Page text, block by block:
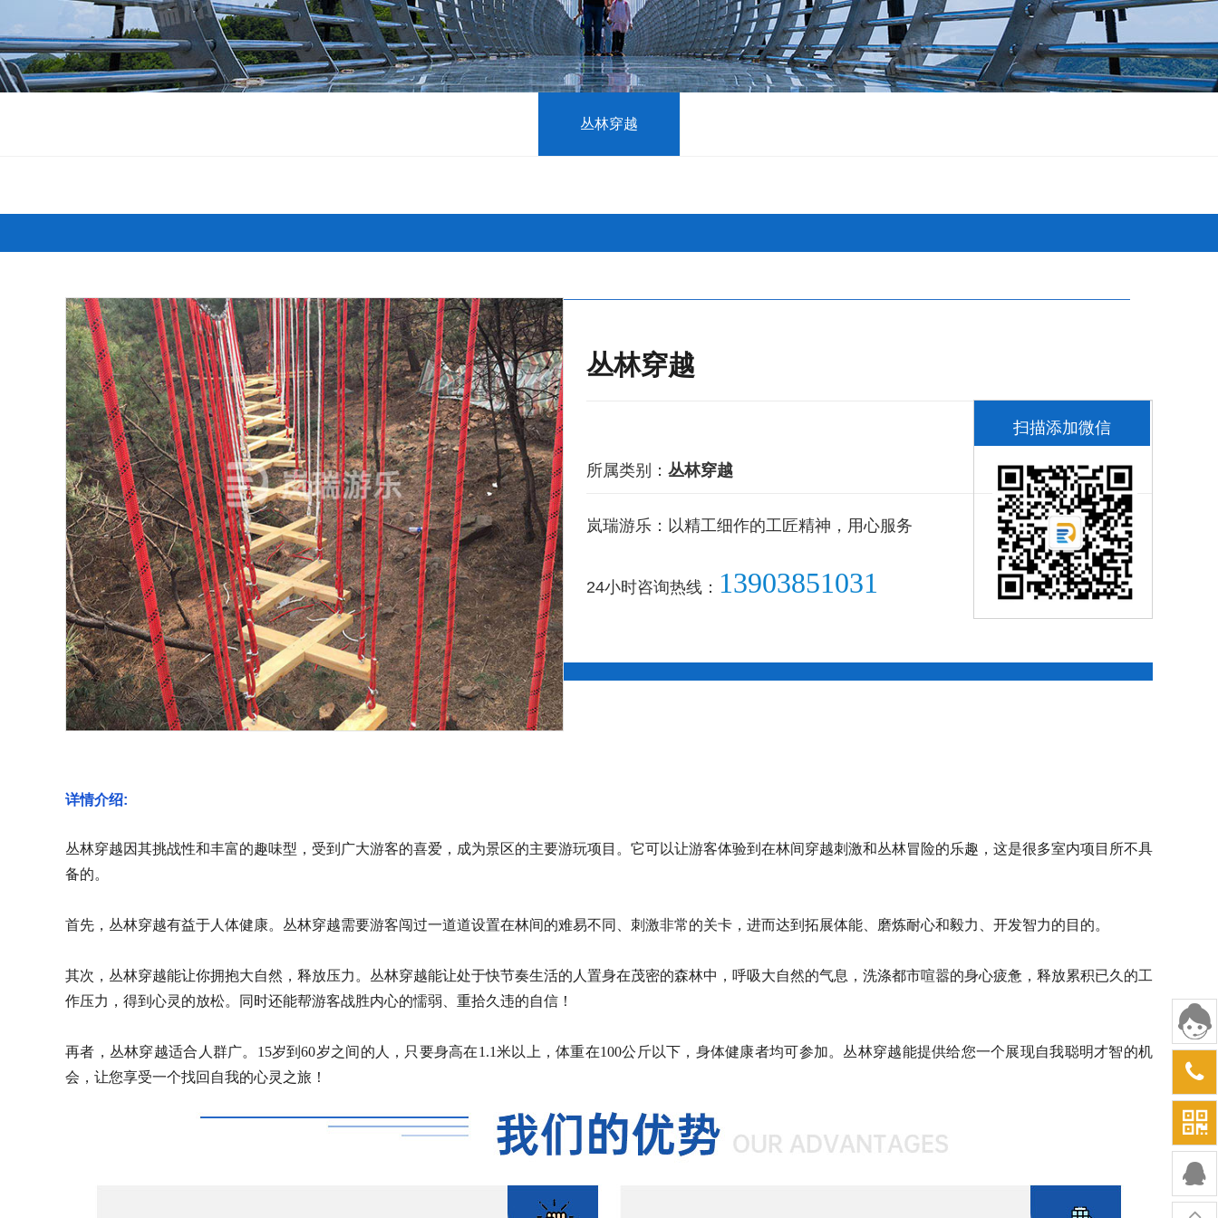
丛林穿越
丛林穿越
所属类别： 丛林穿越
岚瑞游乐：以精工细作的工匠精神，用心服务
扫描添加微信
24小时咨询热线： 13903851031
详情介绍:
丛林穿越因其挑战性和丰富的趣味型，受到广大游客的喜爱，成为景区的主要游玩项目。它可以让游客体验到在林间穿越刺激和丛林冒险的乐趣，这是很多室内项目所不具
备的。
首先，丛林穿越有益于人体健康。丛林穿越需要游客闯过一道道设置在林间的难易不同、刺激非常的关卡，进而达到拓展体能、磨炼耐心和毅力、开发智力的目的。
其次，丛林穿越能让你拥抱大自然，释放压力。丛林穿越能让处于快节奏生活的人置身在茂密的森林中，呼吸大自然的气息，洗涤都市喧嚣的身心疲惫，释放累积已久的工
作压力，得到心灵的放松。同时还能帮游客战胜内心的懦弱、重拾久违的自信！
再者，丛林穿越适合人群广。15岁到60岁之间的人，只要身高在1.1米以上，体重在100公斤以下，身体健康者均可参加。丛林穿越能提供给您一个展现自我聪明才智的机
会，让您享受一个找回自我的心灵之旅！